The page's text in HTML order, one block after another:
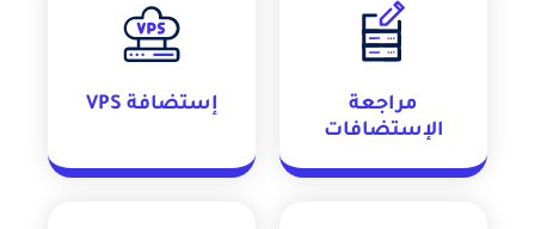
مراجعة
الإستضافات
إستضافة VPS